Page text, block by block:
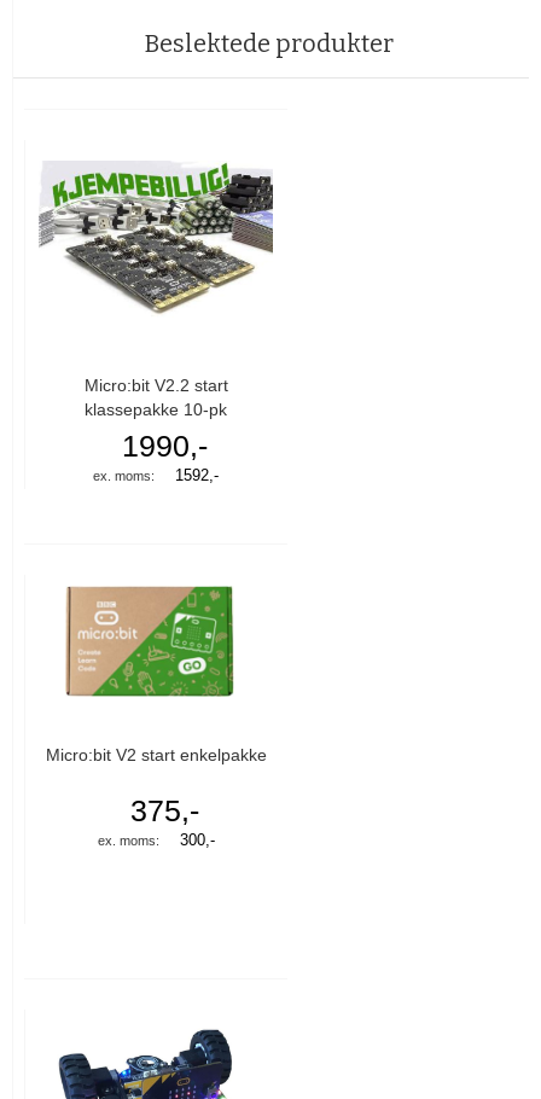
Beslektede produkter
Micro:bit V2.2 start
klassepakke 10-pk
1990,-
1592,-
Micro:bit V2 start enkelpakke
375,-
300,-